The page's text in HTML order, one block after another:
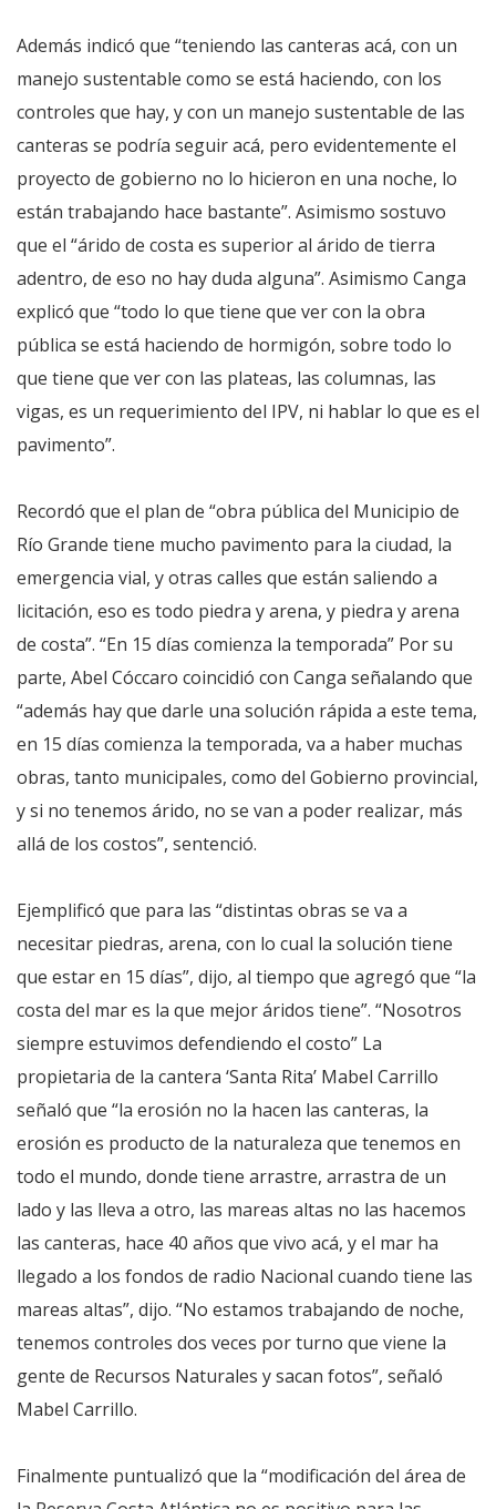
Además indicó que “teniendo las canteras acá, con un
manejo sustentable como se está haciendo, con los
controles que hay, y con un manejo sustentable de las
canteras se podría seguir acá, pero evidentemente el
proyecto de gobierno no lo hicieron en una noche, lo
están trabajando hace bastante”. Asimismo sostuvo
que el “árido de costa es superior al árido de tierra
adentro, de eso no hay duda alguna”. Asimismo Canga
explicó que “todo lo que tiene que ver con la obra
pública se está haciendo de hormigón, sobre todo lo
que tiene que ver con las plateas, las columnas, las
vigas, es un requerimiento del IPV, ni hablar lo que es el
pavimento”.
Recordó que el plan de “obra pública del Municipio de
Río Grande tiene mucho pavimento para la ciudad, la
emergencia vial, y otras calles que están saliendo a
licitación, eso es todo piedra y arena, y piedra y arena
de costa”. “En 15 días comienza la temporada” Por su
parte, Abel Cóccaro coincidió con Canga señalando que
“además hay que darle una solución rápida a este tema,
en 15 días comienza la temporada, va a haber muchas
obras, tanto municipales, como del Gobierno provincial,
y si no tenemos árido, no se van a poder realizar, más
allá de los costos”, sentenció.
Ejemplificó que para las “distintas obras se va a
necesitar piedras, arena, con lo cual la solución tiene
que estar en 15 días”, dijo, al tiempo que agregó que “la
costa del mar es la que mejor áridos tiene”. “Nosotros
siempre estuvimos defendiendo el costo” La
propietaria de la cantera ‘Santa Rita’ Mabel Carrillo
señaló que “la erosión no la hacen las canteras, la
erosión es producto de la naturaleza que tenemos en
todo el mundo, donde tiene arrastre, arrastra de un
lado y las lleva a otro, las mareas altas no las hacemos
las canteras, hace 40 años que vivo acá, y el mar ha
llegado a los fondos de radio Nacional cuando tiene las
mareas altas”, dijo. “No estamos trabajando de noche,
tenemos controles dos veces por turno que viene la
gente de Recursos Naturales y sacan fotos”, señaló
Mabel Carrillo.
Finalmente puntualizó que la “modificación del área de